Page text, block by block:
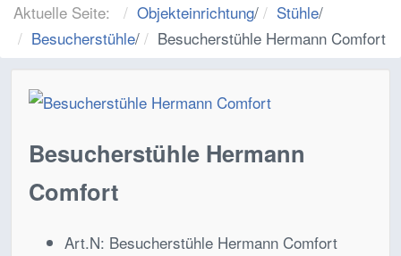
Aktuelle Seite: Objekteinrichtung/ Stühle/
Besucherstühle/ Besucherstühle Hermann Comfort
Besucherstühle Hermann
Comfort
Art.N: Besucherstühle Hermann Comfort